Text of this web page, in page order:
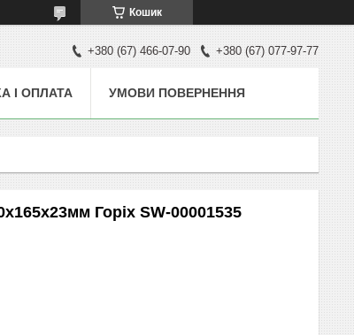
Кошик
+380 (67) 466-07-90 +380 (67) 077-97-77
І ОПЛАТА УМОВИ ПОВЕРНЕННЯ
Горіх SW-00001535